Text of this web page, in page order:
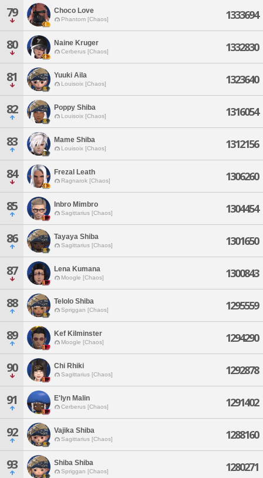
79 Choco Love
Phantom [Chaos] 1333694
80 Naine Kruger
Cerberus [Chaos] 1332830
81 Yuuki Aila
Louisoix [Chaos] 1323640
82 Poppy Shiba
Louisoix [Chaos] 1316054
83 Mame Shiba
Louisoix [Chaos] 1312156
84 Frezal Leath
Ragnarok [Chaos] 1306260
85 Inbro Mimbro
Sagittarius [Chaos] 1304454
86 Tayaya Shiba
Sagittarius [Chaos] 1301650
87 Lena Kumana
Moogle [Chaos] 1300843
88 Telolo Shiba
Spriggan [Chaos] 1295559
89 Kef Kilminster
Moogle [Chaos] 1294290
90 Chi Rhiki
Sagittarius [Chaos] 1292878
91 E'lyn Malin
Cerberus [Chaos] 1291402
92 Vajika Shiba
Sagittarius [Chaos] 1288160
93 Shiba Shiba
Spriggan [Chaos] 1280271